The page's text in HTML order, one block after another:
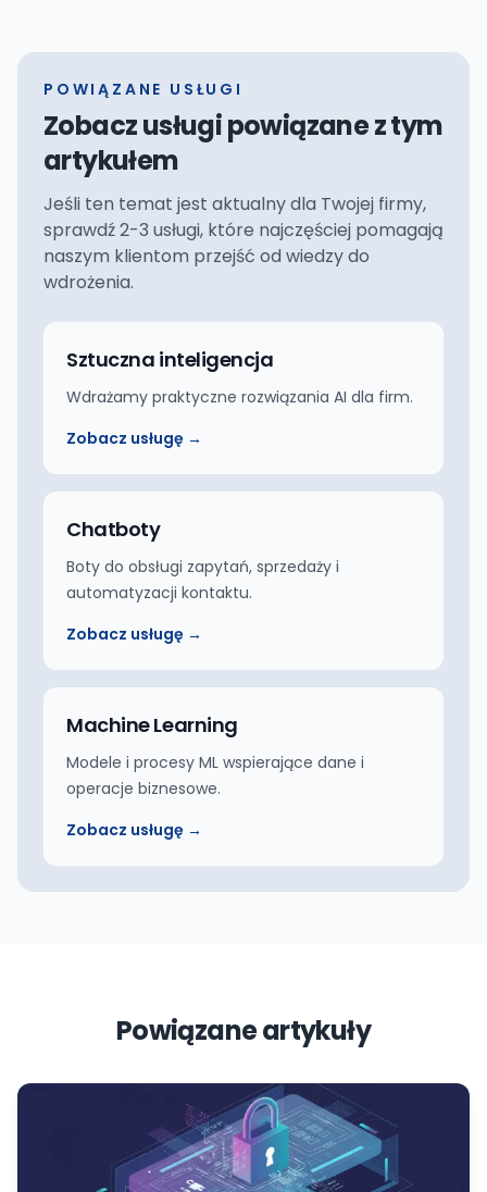
POWIĄZANE USŁUGI
Zobacz usługi powiązane z tym
artykułem
Jeśli ten temat jest aktualny dla Twojej firmy,
sprawdź 2-3 usługi, które najczęściej pomagają
naszym klientom przejść od wiedzy do
wdrożenia.
Sztuczna inteligencja
Wdrażamy praktyczne rozwiązania AI dla firm.
Zobacz usługę →
Chatboty
Boty do obsługi zapytań, sprzedaży i
automatyzacji kontaktu.
Zobacz usługę →
Machine Learning
Modele i procesy ML wspierające dane i
operacje biznesowe.
Zobacz usługę →
Powiązane artykuły